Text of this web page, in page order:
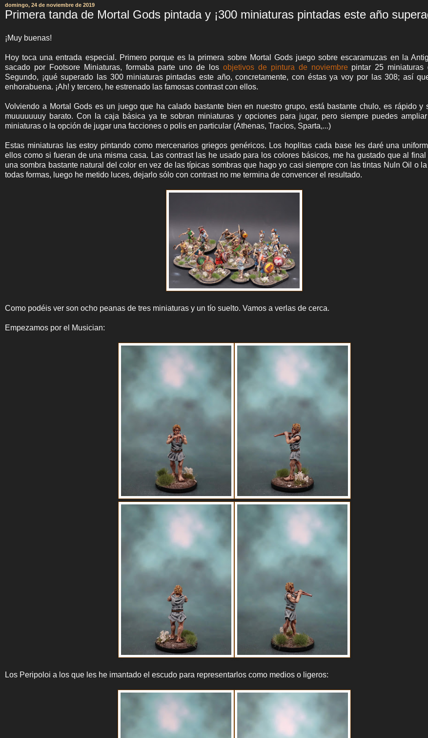
domingo, 24 de noviembre de 2019
Primera tanda de Mortal Gods pintada y ¡300 miniaturas pintadas este año
¡Muy buenas!
Hoy toca una entrada especial. Primero porque es la primera sobre Mortal Gods juego sobre escaramuzas en la
sacado por Footsore Miniaturas, formaba parte uno de los objetivos de pintura de noviembrepintar 25 miniaturas
Segundo, ¡qué superado las 300 miniaturas pintadas este año, concretamente, con éstas ya voy por las 308; así
enhorabuena. ¡Ah! y tercero, he estrenado las famosas contrast con ellos.
Volviendo a Mortal Gods es un juego que ha calado bastante bien en nuestro grupo, está bastante chulo, es rápido y
muuuuuuuy barato. Con la caja básica ya te sobran miniaturas y opciones para jugar, pero siempre puedes
miniaturas o la opción de jugar una facciones o polis en particular (Athenas, Tracios, Sparta,...)
Estas miniaturas las estoy pintando como mercenarios griegos genéricos. Los hoplitas cada base les daré una
ellos como si fueran de una misma casa. Las contrast las he usado para los colores básicos, me ha gustado que al final
una sombra bastante natural del color en vez de las típicas sombras que hago yo casi siempre con las tintas Nuln Oil o
todas formas, luego he metido luces, dejarlo sólo con contrast no me termina de convencer el resultado.
Como podéis ver son ocho peanas de tres miniaturas y un tío suelto. Vamos a verlas de cerca.
Empezamos por el Musician:
Los Peripoloi a los que les he imantado el escudo para representarlos como medios o ligeros: